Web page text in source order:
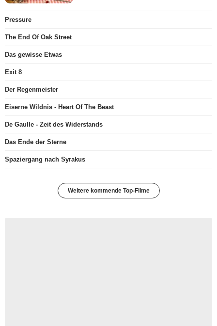
Pressure
The End Of Oak Street
Das gewisse Etwas
Exit 8
Der Regenmeister
Eiserne Wildnis - Heart Of The Beast
De Gaulle - Zeit des Widerstands
Das Ende der Sterne
Spaziergang nach Syrakus
Weitere kommende Top-Filme